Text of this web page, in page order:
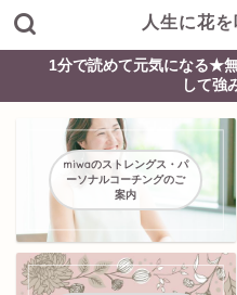
人生に花を
1分で読めて元気になる★
して強
miwaのストレングス・パ
ーソナルコーチングのご
案内